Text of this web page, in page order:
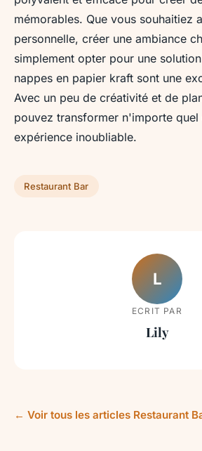
mémorables. Que vous souhaitiez
personnelle, créer une ambiance
simplement opter pour une
nappes en papier kraft sont une
Avec un peu de créativité et de
pouvez transformer n'importe quel
expérience inoubliable.
Restaurant Bar
L
ECRIT PAR
Lily
← Voir tous les articles Restaurant